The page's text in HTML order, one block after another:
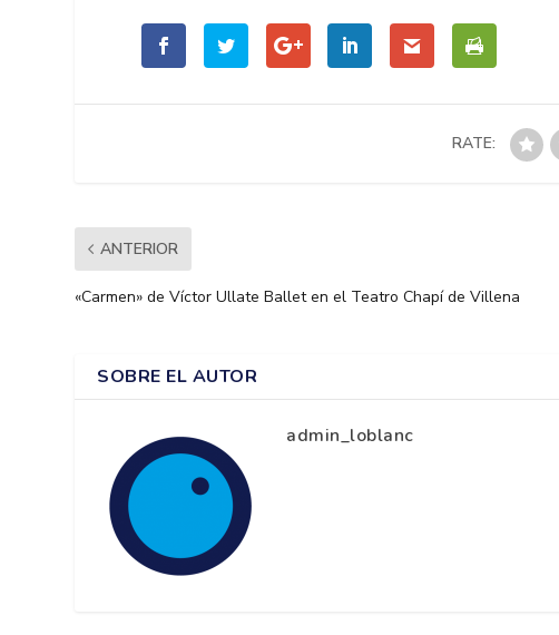
RATE:
ANTERIOR
«Carmen» de Víctor Ullate Ballet en el Teatro Chapí de Villena
SOBRE EL AUTOR
admin_loblanc